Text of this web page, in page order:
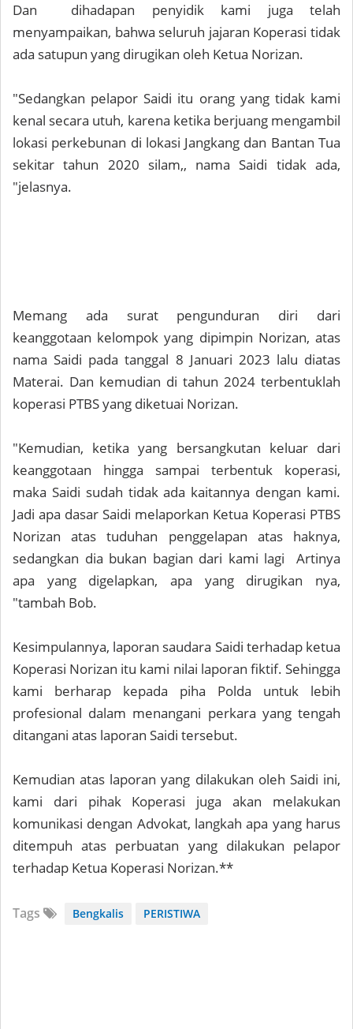
Dan dihadapan penyidik kami juga telah
menyampaikan, bahwa seluruh jajaran Koperasi tidak
ada satupun yang dirugikan oleh Ketua Norizan.
"Sedangkan pelapor Saidi itu orang yang tidak kami
kenal secara utuh, karena ketika berjuang mengambil
lokasi perkebunan di lokasi Jangkang dan Bantan Tua
sekitar tahun 2020 silam,, nama Saidi tidak ada,
"jelasnya.
Memang ada surat pengunduran diri dari
keanggotaan kelompok yang dipimpin Norizan, atas
nama Saidi pada tanggal 8 Januari 2023 lalu diatas
Materai. Dan kemudian di tahun 2024 terbentuklah
koperasi PTBS yang diketuai Norizan.
"Kemudian, ketika yang bersangkutan keluar dari
keanggotaan hingga sampai terbentuk koperasi,
maka Saidi sudah tidak ada kaitannya dengan kami.
Jadi apa dasar Saidi melaporkan Ketua Koperasi PTBS
Norizan atas tuduhan penggelapan atas haknya,
sedangkan dia bukan bagian dari kami lagi Artinya
apa yang digelapkan, apa yang dirugikan nya,
"tambah Bob.
Kesimpulannya, laporan saudara Saidi terhadap ketua
Koperasi Norizan itu kami nilai laporan fiktif. Sehingga
kami berharap kepada piha Polda untuk lebih
profesional dalam menangani perkara yang tengah
ditangani atas laporan Saidi tersebut.
Kemudian atas laporan yang dilakukan oleh Saidi ini,
kami dari pihak Koperasi juga akan melakukan
komunikasi dengan Advokat, langkah apa yang harus
ditempuh atas perbuatan yang dilakukan pelapor
terhadap Ketua Koperasi Norizan.**
Tags Bengkalis PERISTIWA